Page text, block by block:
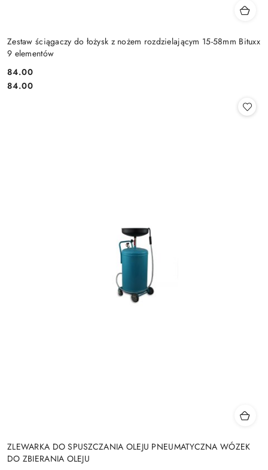
Zestaw ściągaczy do łożysk z nożem rozdzielającym 15-58mm Bituxx
9 elementów
Cena:
84.00
Cena:
84.00
ZLEWARKA DO SPUSZCZANIA OLEJU PNEUMATYCZNA WÓZEK
DO ZBIERANIA OLEJU